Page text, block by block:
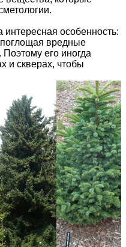
интересная особенность:
вредные
его иногда
и скверах, чтобы